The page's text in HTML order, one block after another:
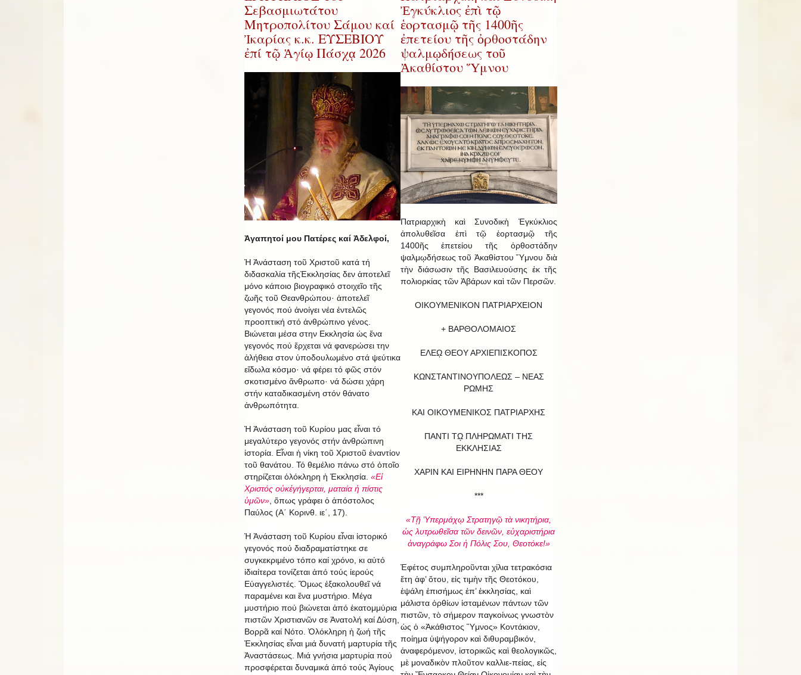
Σεβασμιωτάτου
Μητροπολίτου Σάμου καί
Ἰκαρίας κ.κ. ΕΥΣΕΒΙΟΥ
ἐπί τῷ Ἁγίῳ Πάσχᾳ 2026
Ἀγαπητοί μου Πατέρες καί Ἀδελφοί,
Ἡ Ἀνάσταση τοῦ Χριστοῦ κατά τή
διδασκαλία τῆςἘκκλησίας δεν ἀποτελεῖ
μόνο κάποιο βιογραφικό στοιχεῖο τῆς
ζωῆς τοῦ Θεανθρώπου· ἀποτελεῖ
γεγονός πού ἀνοίγει νέα ἐντελῶς
προοπτική στό ἀνθρώπινο γένος.
Βιώνεται μέσα στην Εκκλησία ὡς ἕνα
γεγονός πού ἔρχεται νά φανερώσει την
ἀλήθεια στον ὑποδουλωμένο στά ψεύτικα
εἴδωλα κόσμο· νά φέρει τό φῶς στόν
σκοτισμένο ἄνθρωπο· νά δώσει χάρη
στήν καταδικασμένη στόν θάνατο
ἀνθρωπότητα.
Ἡ Ἀνάσταση τοῦ Κυρίου μας εἶναι τό
μεγαλύτερο γεγονός στήν ἀνθρώπινη
ἱστορία. Εἶναι ἡ νίκη τοῦ Χριστοῦ ἐναντίον
τοῦ θανάτου. Τό θεμέλιο πάνω στό ὁποῖο
στηρίζεται ὁλόκληρη ἡ Ἐκκλησία. «Εἰ
Χριστός οὐκἐγήγερται, ματαία ἡ πίστις
ὑμῶν», ὅπως γράφει ὁ ἀπόστολος
Παύλος (Α΄ Κορινθ. ιε΄, 17).
Ἡ Ἀνάσταση τοῦ Κυρίου εἶναι ἱστορικό
γεγονός πού διαδραματίστηκε σε
συγκεκριμένο τόπο καί χρόνο, κι αὐτό
ἰδιαίτερα τονίζεται ἀπό τούς ίερούς
Εὐαγγελιστές. Ὅμως ἐξακολουθεῖ νά
παραμένει και ἕνα μυστήριο. Μέγα
μυστήριο πού βιώνεται ἀπό ἑκατομμύρια
πιστῶν Χριστιανῶν σε Ἀνατολή καί Δύση,
Βορρᾶ καί Νότο. Ὁλόκληρη ἡ ζωή τῆς
Ἐκκλησίας εἶναι μιά δυνατή μαρτυρία τῆς
Ἀναστάσεως. Μιά γνήσια μαρτυρία πού
προσφέρεται δυναμικά ἀπό τούς Ἁγίους
Ἐγκύκλιος ἐπὶ τῷ
ἑορτασμῷ τῆς 1400ῆς
ἐπετείου τῆς ὀρθοστάδην
ψαλμῳδήσεως τοῦ
Ἀκαθίστου Ὕμνου
Πατριαρχικὴ καὶ Συνοδικὴ Ἐγκύκλιος
ἀπολυθεῖσα ἐπὶ τῷ ἑορτασμῷ τῆς
1400ῆς ἐπετείου τῆς ὀρθοστάδην
ψαλμῳδήσεως τοῦ Ἀκαθίστου Ὕμνου διὰ
τὴν διάσωσιν τῆς Βασιλευούσης ἐκ τῆς
πολιορκίας τῶν Ἀβάρων καὶ τῶν Περσῶν.
ΟΙΚΟΥΜΕΝΙΚΟΝ ΠΑΤΡΙΑΡΧΕΙΟΝ
+ ΒΑΡΘΟΛΟΜΑΙΟΣ
ΕΛΕῼ ΘΕΟΥ ΑΡΧΙΕΠΙΣΚΟΠΟΣ
ΚΩΝΣΤΑΝΤΙΝΟΥΠΟΛΕΩΣ – ΝΕΑΣ
ΡΩΜΗΣ
ΚΑΙ ΟΙΚΟΥΜΕΝΙΚΟΣ ΠΑΤΡΙΑΡΧΗΣ
ΠΑΝΤΙ Τῼ ΠΛΗΡΩΜΑΤΙ ΤΗΣ
ΕΚΚΛΗΣΙΑΣ
ΧΑΡΙΝ ΚΑΙ ΕΙΡΗΝΗΝ ΠΑΡΑ ΘΕΟΥ
***
«Τῇ Ὑπερμάχῳ Στρατηγῷ τὰ νικητήρια,
ὡς λυτρωθεῖσα τῶν δεινῶν, εὐχαριστήρια
ἀναγράφω Σοι ἡ Πόλις Σου, Θεοτόκε!»
Ἐφέτος συμπληροῦνται χίλια τετρακόσια
ἔτη ἀφ’ ὅτου, εἰς τιμὴν τῆς Θεοτόκου,
ἐψάλη ἐπισήμως ἐπ’ ἐκκλησίας, καὶ
μάλιστα ὀρθίων ἱσταμένων πάντων τῶν
πιστῶν, τὸ σήμερον παγκοίνως γνωστὸν
ὡς ὁ «Ἀκάθιστος Ὕμνος» Κοντάκιον,
ποίημα ὑψήγορον καὶ διθυραμβικόν,
ἀναφερόμενον, ἱστορικῶς καὶ θεολογικῶς,
μὲ μοναδικὸν πλοῦτον καλλιε-πείας, εἰς